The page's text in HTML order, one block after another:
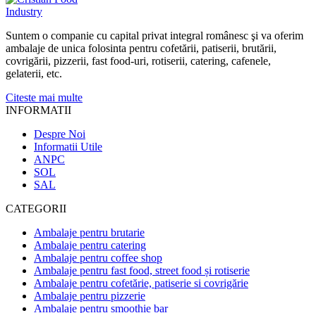
Suntem o companie cu capital privat integral românesc şi va oferim
ambalaje de unica folosinta pentru cofetării, patiserii, brutării,
covrigării, pizzerii, fast food-uri, rotiserii, catering, cafenele,
gelaterii, etc.
Citeste mai multe
INFORMATII
Despre Noi
Informatii Utile
ANPC
SOL
SAL
CATEGORII
Ambalaje pentru brutarie
Ambalaje pentru catering
Ambalaje pentru coffee shop
Ambalaje pentru fast food, street food și rotiserie
Ambalaje pentru cofetărie, patiserie si covrigărie
Ambalaje pentru pizzerie
Ambalaje pentru smoothie bar